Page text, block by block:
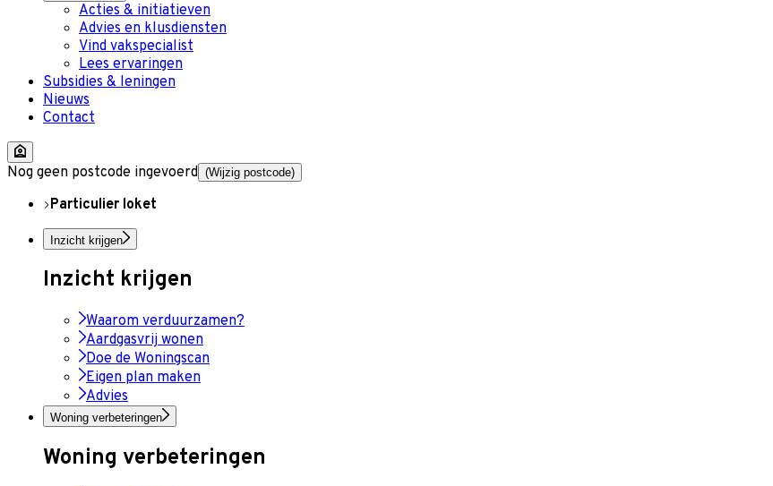
Acties & initiatieven
Advies en klusdiensten
Vind vakspecialist
Lees ervaringen
Subsidies & leningen
Nieuws
Contact
Nog geen postcode ingevoerd (Wijzig postcode)
Particulier loket
Inzicht krijgen
Inzicht krijgen
Waarom verduurzamen?
Aardgasvrij wonen
Doe de Woningscan
Eigen plan maken
Advies
Woning verbeteringen
Woning verbeteringen